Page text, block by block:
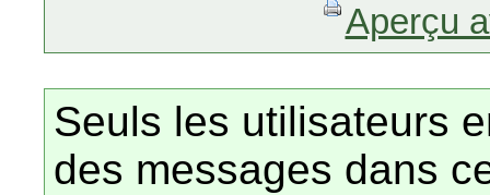
Aperçu
Seuls les utilisateurs
des messages dans